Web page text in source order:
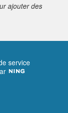
ajouter des
service